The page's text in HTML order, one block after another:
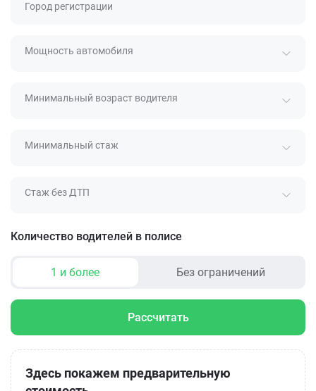
Город регистрации
Мощность автомобиля
Минимальный возраст водителя
Минимальный стаж
Стаж без ДТП
Количество водителей в полисе
1 и более Без ограничений
Рассчитать
Здесь покажем предварительную